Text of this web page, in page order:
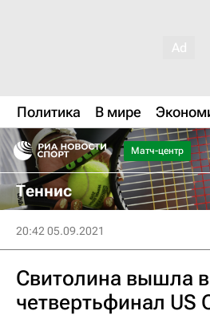
Политика В мире
Матч-центр
Теннис
20:42 05.09.2021
Свитолина вышла в
четвертьфинал US